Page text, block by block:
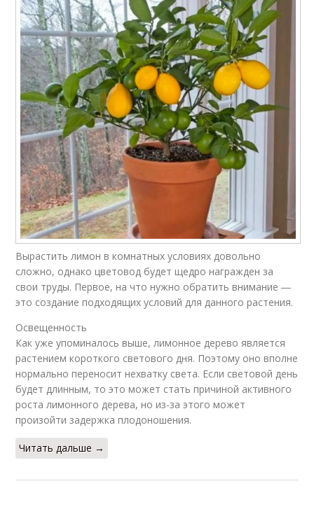
Вырастить лимон в комнатных условиях довольно
сложно, однако цветовод будет щедро награжден за
свои труды. Первое, на что нужно обратить внимание ―
это создание подходящих условий для данного растения.
Освещенность
Как уже упоминалось выше, лимонное дерево является
растением короткого светового дня. Поэтому оно вполне
нормально переносит нехватку света. Если световой день
будет длинным, то это может стать причиной активного
роста лимонного дерева, но из-за этого может
произойти задержка плодоношения.
Читать дальше →